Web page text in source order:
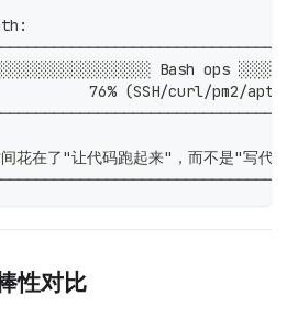
Path:
Bash ops
76% (SSH/curl/pm2/
间花在了"让代码跑起来"，而不是"
性对比